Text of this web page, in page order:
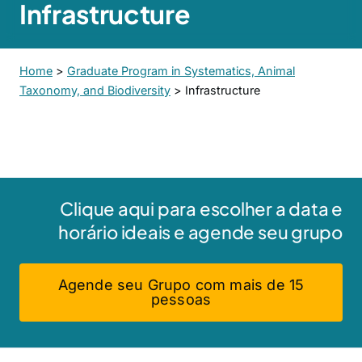
Infrastructure
Home > Graduate Program in Systematics, Animal
Taxonomy, and Biodiversity > Infrastructure
Clique aqui para escolher a data e
horário ideais e agende seu grupo
Agende seu Grupo com mais de 15
pessoas